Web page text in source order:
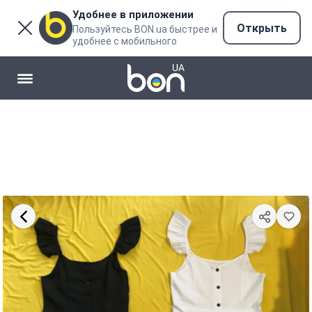
Удобнее в приложении
Пользуйтесь BON.ua быстрее и
удобнее с мобильного
Открыть